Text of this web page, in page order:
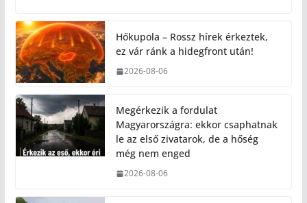
Hőkupola – Rossz hírek érkeztek,
ez vár ránk a hidegfront után!
2026-08-06
Megérkezik a fordulat
Magyarországra: ekkor csaphatnak
le az első zivatarok, de a hőség
még nem enged
2026-08-06